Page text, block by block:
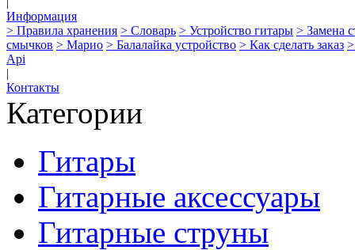
Информация
> Правила хранения > Словарь > Устройство гитары > Замена
смычков > Марио > Балалайка устройство > Как сделать заказ
Api
|
Контакты
Категории
Гитары
Гитарные аксессуары
Гитарные струны